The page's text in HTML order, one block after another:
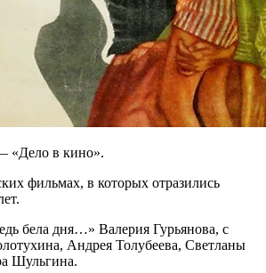
«Дело в кино».
фильмах, в которых отразились
бела дня…» Валерия Гурьянова, с
Андрея Толубеева, Светланы
Шульгина.